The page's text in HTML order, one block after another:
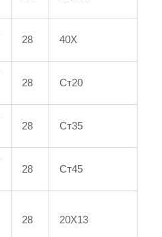
28 40Х
28 Ст20
28 Ст35
28 Ст45
28 20Х13